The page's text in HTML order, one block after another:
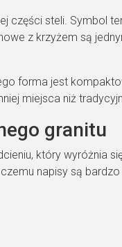
części steli. Symbol
z krzyżem są
forma jest
miejsca niż
granitu
który wyróżnia
napisy są